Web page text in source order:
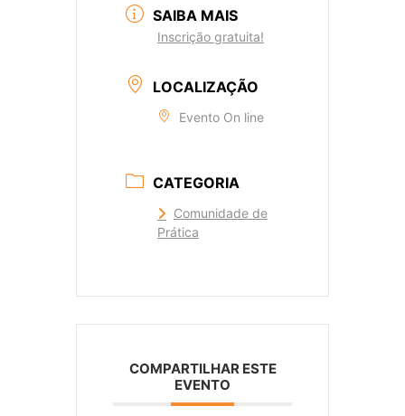
SAIBA MAIS
Inscrição gratuita!
LOCALIZAÇÃO
Evento On line
CATEGORIA
Comunidade de
Prática
COMPARTILHAR ESTE
EVENTO